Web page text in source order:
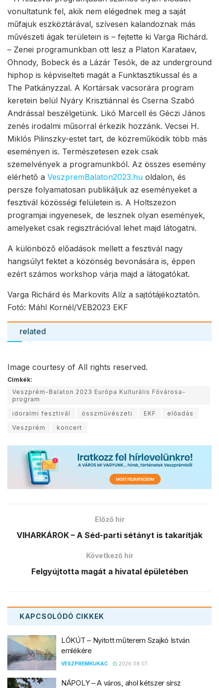
vonultatunk fel, akik nem elégednek meg a saját
műfajuk eszköztárával, szívesen kalandoznak más
művészeti ágak területein is – fejtette ki Varga Richárd.
– Zenei programunkban ott lesz a Platon Karataev,
Ohnody, Bobeck és a Lázár Tesók, de az underground
hiphop is képviselteti magát a Funktasztikussal és a
The Patkányzzal. A Kortársak vacsorára program
keretein belül Nyáry Krisztiánnal és Cserna Szabó
Andrással beszélgetünk. Likó Marcell és Géczi János
zenés irodalmi műsorral érkezik hozzánk. Vecsei H.
Miklós Pilinszky-estet tart, de közreműködik több más
eseményen is. Természetesen ezek csak
szemelvények a programunkból. Az összes esemény
elérhető a VeszpremBalaton2023.hu oldalon, és
persze folyamatosan publikáljuk az eseményeket a
fesztivál közösségi felületein is. A Holtszezon
programjai ingyenesek, de lesznek olyan események,
amelyeket csak regisztrációval lehet majd látogatni.
A különböző előadások mellett a fesztivál nagy
hangsúlyt fektet a közönség bevonására is, éppen
ezért számos workshop várja majd a látogatókat.
Varga Richárd és Markovits Alíz a sajtótájékoztatón.
Fotó: Máhl Kornél/VEB2023 EKF
related
Image courtesy of All rights reserved.
Címkék:
Veszprém-Balaton 2023 Európa Kulturális Fővárosa-
program
idoralmi fesztivál
összművészeti EKF
előadás
Veszprém
koncert
Előző hír
VIHARKÁROK – A Séd-parti sétányt is takarítják
Következő hír
Felgyújtotta magát a hivatal épületében
KAPCSOLÓDÓ CIKKEK
LÓKÚT – Nyitott műterem Szajkó István
emlékére
VESZPREMKUKAC 2026.08.07.
NÁPOLY – A város, ahol kétszer sírsz